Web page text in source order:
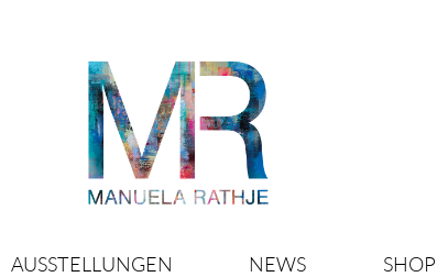
AUSSTELLUNGEN NEWS SHOP